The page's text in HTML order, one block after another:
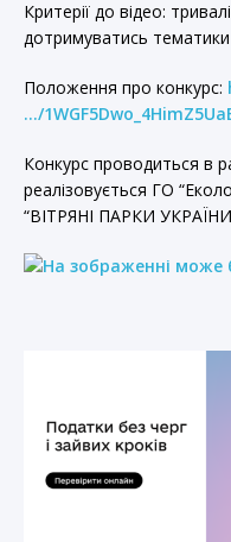
Критерії до відео:
дотримуватись тематики
Положення про конкурс:
…/
Конкурс проводиться в
реалізовується ГО
“ВІТРЯНІ ПАРКИ